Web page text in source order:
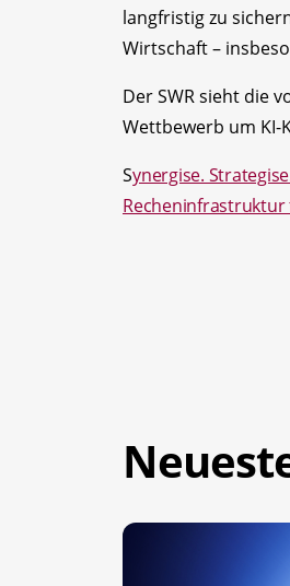
langfristig zu
Wirtschaft –
Der SWR sieht die
Wettbewerb um KI-
Synergise.
Recheninfrastruktur